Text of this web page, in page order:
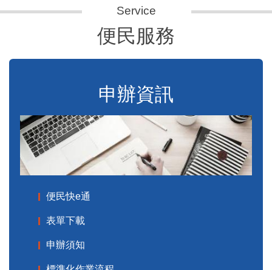
便民服務
申辦資訊
便民快e通
表單下載
申辦須知